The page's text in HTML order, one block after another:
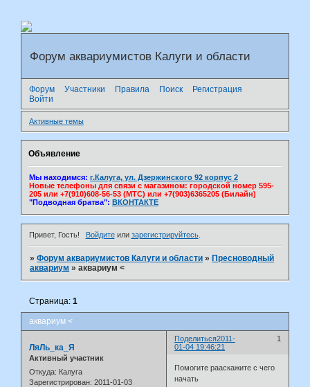
Форум аквариумистов Калуги и области
Форум Участники Правила Поиск
Регистрация
Войти
Активные темы
Объявление
Мы находимся: г.Калуга, ул. Дзержинского 92 корпус 2
Новые телефоны для связи с магазином: городской номер 595-
205 или +7(910)608-56-53 (МТС) или +7(903)6365205 (Билайн)
"Подводная братва": ВКОНТАКТЕ
Привет, Гость! Войдитеили зарегистрируйтесь.
»Форум аквариумистов Калуги и области » Пресноводный
аквариум »аквариум <
аквариум <
Страница:1
Поделиться 1
2011-
01-04 19:46:21
ЛяЛь_ка_Я
Активный участник
Откуда: Калуга
Зарегистрирован: 2011-01-03
Помогите рааскажите с чего
начать